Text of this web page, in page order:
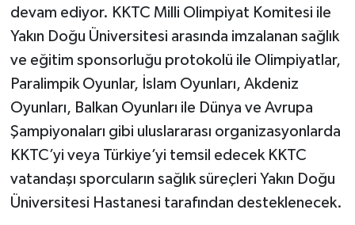
devam ediyor. KKTC Milli Olimpiyat Komitesi ile
Yakın Doğu Üniversitesi arasında imzalanan sağlık
ve eğitim sponsorluğu protokolü ile Olimpiyatlar,
Paralimpik Oyunlar, İslam Oyunları, Akdeniz
Oyunları, Balkan Oyunları ile Dünya ve Avrupa
Şampiyonaları gibi uluslararası organizasyonlarda
KKTC’yi veya Türkiye’yi temsil edecek KKTC
vatandaşı sporcuların sağlık süreçleri Yakın Doğu
Üniversitesi Hastanesi tarafından desteklenecek.